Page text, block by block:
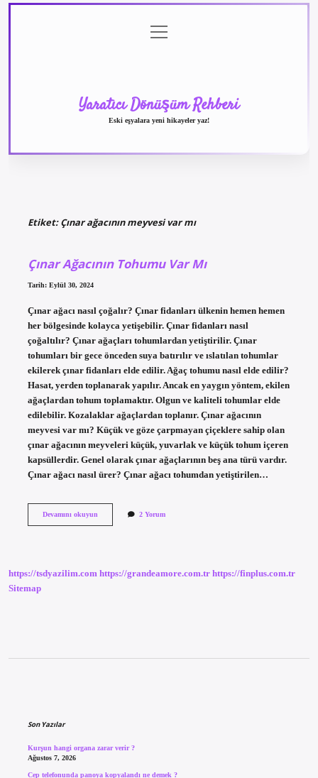
menüyü
aç
Yaratıcı Dönüşüm Rehberi
Eski eşyalara yeni hikayeler yaz!
Etiket:Çınar ağacının meyvesi var mı
Çınar Ağacının Tohumu Var Mı
Tarih: Eylül 30, 2024
Çınar ağacı nasıl çoğalır? Çınar fidanları ülkenin hemen hemen
her bölgesinde kolayca yetişebilir. Çınar fidanları nasıl
çoğaltılır? Çınar ağaçları tohumlardan yetiştirilir. Çınar
tohumları bir gece önceden suya batırılır ve ıslatılan tohumlar
ekilerek çınar fidanları elde edilir. Ağaç tohumu nasıl elde edilir?
Hasat, yerden toplanarak yapılır. Ancak en yaygın yöntem, ekilen
ağaçlardan tohum toplamaktır. Olgun ve kaliteli tohumlar elde
edilebilir. Kozalaklar ağaçlardan toplanır. Çınar ağacının
meyvesi var mı? Küçük ve göze çarpmayan çiçeklere sahip olan
çınar ağacının meyveleri küçük, yuvarlak ve küçük tohum içeren
kapsüllerdir. Genel olarak çınar ağaçlarının beş ana türü vardır.
Çınar ağacı nasıl ürer? Çınar ağacı tohumdan yetiştirilen…
Devamını okuyunÇınar
2 Yorum
https://tsdyazilim.com https://grandeamore.com.tr https://finplus.com.tr
Sitemap
Son Yazılar
Kurşun hangi organa zarar verir ?
Ağustos 7, 2026
Cep telefonunda panoya kopyalandı ne demek ?